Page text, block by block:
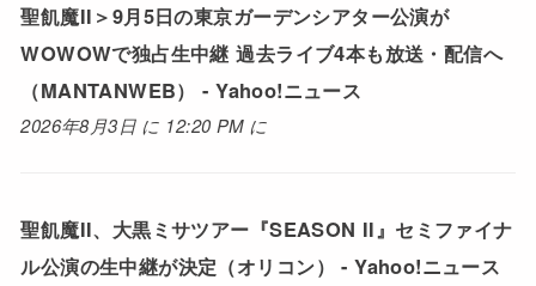
聖飢魔II＞9月5日の東京ガーデンシアター公演が
WOWOWで独占生中継 過去ライブ4本も放送・配信へ
（MANTANWEB） - Yahoo!ニュース
2026年8月3日 に 12:20 PM に
聖飢魔II、大黒ミサツアー『SEASON II』セミファイナ
ル公演の生中継が決定（オリコン） - Yahoo!ニュース